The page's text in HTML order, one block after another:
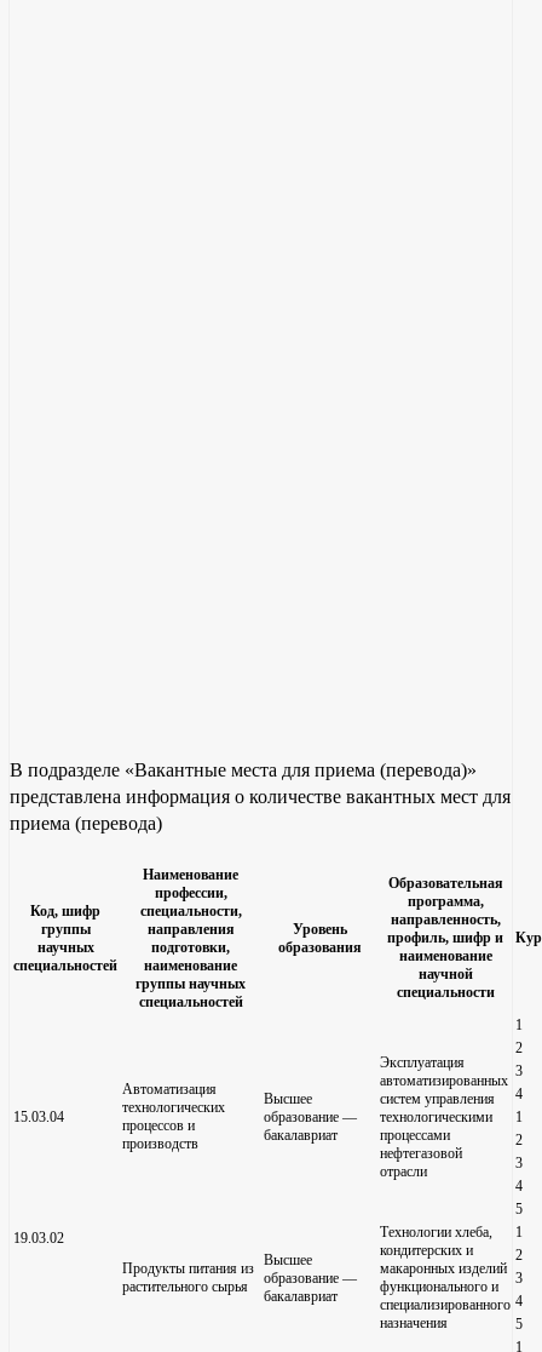
В подразделе «Вакантные места для приема (перевода)»
представлена информация о количестве вакантных мест для
приема (перевода)
Код, шифр
группы
научных
специальностей
Наименование
профессии,
специальности,
направления
подготовки,
наименование
группы научных
специальностей
Уровень
образования
Образовательная
программа,
направленность,
профиль, шифр и
наименование
научной
специальности
15.03.04
Автоматизация
технологических
процессов и
производств
Высшее
образование —
бакалавриат
Эксплуатация
автоматизированных
систем управления
технологическими
процессами
нефтегазовой
отрасли
1
2
3
4
1
2
3
4
5
19.03.02
Продукты питания из
растительного сырья
Высшее
образование —
бакалавриат
Технологии хлеба,
кондитерских и
макаронных изделий
функционального и
специализированного
назначения
1
2
3
4
5
1